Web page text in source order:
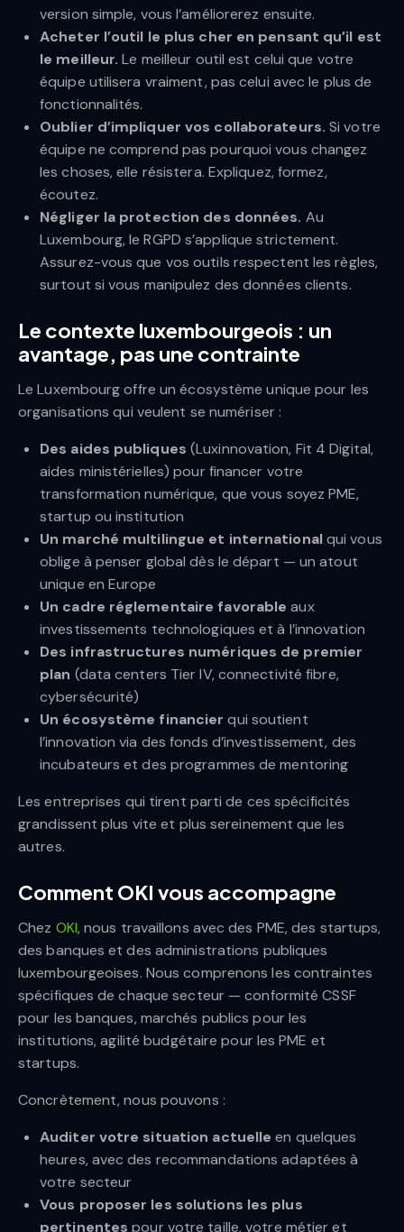
version simple, vous l’améliorerez ensuite.
Acheter l’outil le plus cher en pensant qu’il est
le meilleur. Le meilleur outil est celui que votre
équipe utilisera vraiment, pas celui avec le plus de
fonctionnalités.
Oublier d’impliquer vos collaborateurs. Si votre
équipe ne comprend pas pourquoi vous changez
les choses, elle résistera. Expliquez, formez,
écoutez.
Négliger la protection des données. Au
Luxembourg, le RGPD s’applique strictement.
Assurez-vous que vos outils respectent les règles,
surtout si vous manipulez des données clients.
Le contexte luxembourgeois : un
avantage, pas une contrainte
Le Luxembourg offre un écosystème unique pour les
organisations qui veulent se numériser :
Des aides publiques (Luxinnovation, Fit 4 Digital,
aides ministérielles) pour financer votre
transformation numérique, que vous soyez PME,
startup ou institution
Un marché multilingue et internationalqui vous
oblige à penser global dès le départ — un atout
unique en Europe
Un cadre réglementaire favorable aux
investissements technologiques et à l’innovation
Des infrastructures numériques de premier
plan (data centers Tier IV, connectivité fibre,
cybersécurité)
Un écosystème financier qui soutient
l’innovation via des fonds d’investissement, des
incubateurs et des programmes de mentoring
Les entreprises qui tirent parti de ces spécificités
grandissent plus vite et plus sereinement que les
autres.
Comment OKI vous accompagne
Chez OKI, nous travaillons avec des PME, des startups,
des banques et des administrations publiques
luxembourgeoises. Nous comprenons les contraintes
spécifiques de chaque secteur — conformité CSSF
pour les banques, marchés publics pour les
institutions, agilité budgétaire pour les PME et
startups.
Concrètement, nous pouvons :
Auditer votre situation actuelle en quelques
heures, avec des recommandations adaptées à
votre secteur
Vous proposer les solutions les plus
pertinentes pour votre taille, votre métier et